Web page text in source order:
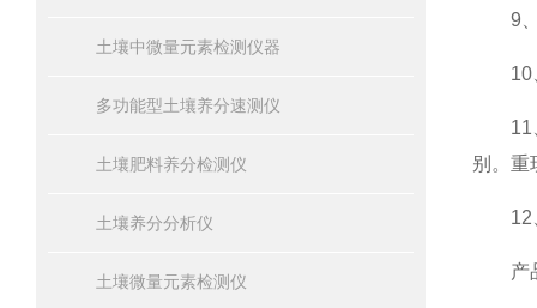
土壤中微量元素检测仪器
多功能型土壤养分速测仪
土壤肥料养分检测仪
土壤养分分析仪
土壤微量元素检测仪
9、
10、
11、
别。重
12、
产品